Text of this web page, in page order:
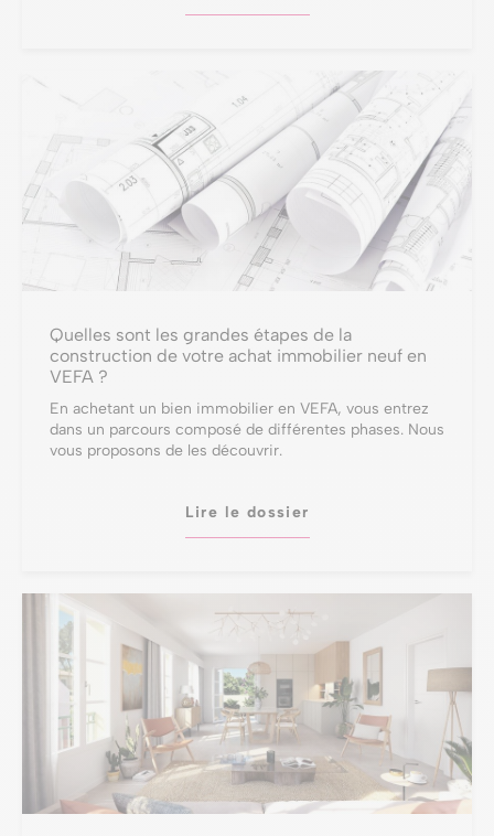
Quelles sont les grandes étapes de la
construction de votre achat immobilier neuf en
VEFA ?
En achetant un bien immobilier en VEFA, vous entrez
dans un parcours composé de différentes phases. Nous
vous proposons de les découvrir.
Lire le dossier